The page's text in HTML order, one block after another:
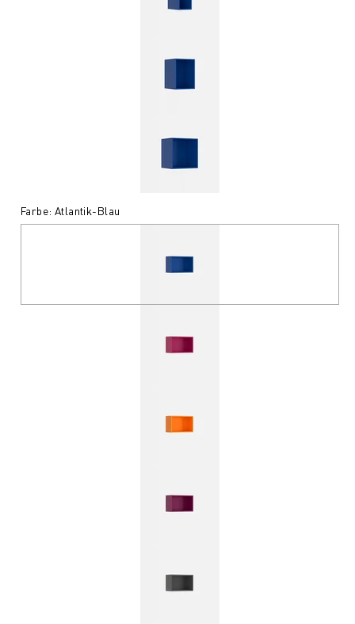
Farbe: Atlantik-Blau